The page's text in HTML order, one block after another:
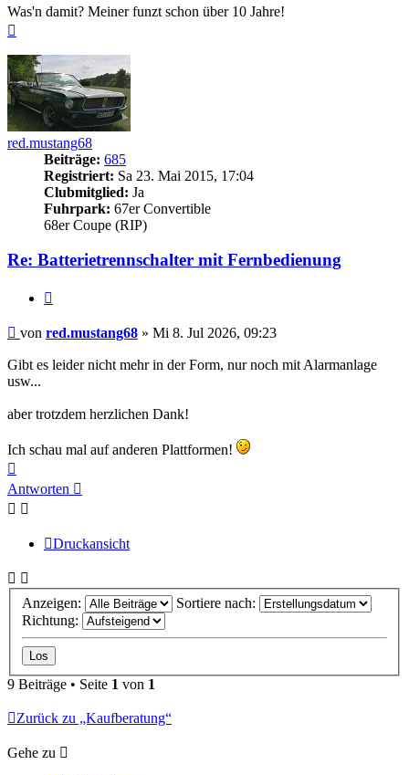
Was'n damit? Meiner funzt schon über 10 Jahre!
red.mustang68
Beiträge: 685
Registriert: Sa 23. Mai 2015, 17:04
Clubmitglied: Ja
Fuhrpark: 67er Convertible
68er Coupe (RIP)
Re: Batterietrennschalter mit Fernbedienung
Beitrag
von red.mustang68 » Mi 8. Jul 2026, 09:23
Gibt es leider nicht mehr in der Form, nur noch mit Alarmanlage
usw...
aber trotzdem herzlichen Dank!
Ich schau mal auf anderen Plattformen!
oben
Antworten
Druckansicht
Anzeigen:
Sortiere nach:
Richtung:
9 Beiträge • Seite 1 von 1
Zurück zu „Kaufberatung“
Gehe zu